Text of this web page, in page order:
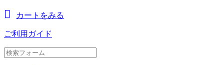
カートをみる
ご利用ガイド